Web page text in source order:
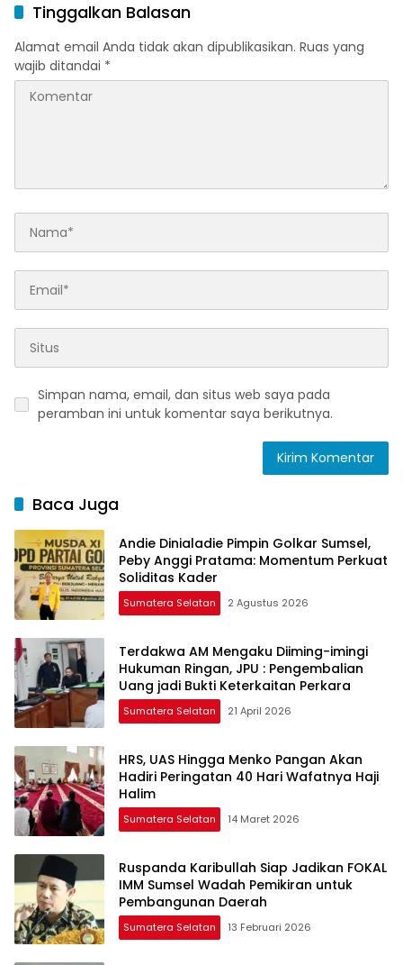
Tinggalkan Balasan
Alamat email Anda tidak akan dipublikasikan. Ruas yang
wajib ditandai *
Simpan nama, email, dan situs web saya pada
peramban ini untuk komentar saya berikutnya.
Baca Juga
Andie Dinialadie Pimpin Golkar Sumsel,
Peby Anggi Pratama: Momentum Perkuat
Soliditas Kader
Sumatera Selatan 2 Agustus 2026
Terdakwa AM Mengaku Diiming-imingi
Hukuman Ringan, JPU : Pengembalian
Uang jadi Bukti Keterkaitan Perkara
Sumatera Selatan 21 April 2026
HRS, UAS Hingga Menko Pangan Akan
Hadiri Peringatan 40 Hari Wafatnya Haji
Halim
Sumatera Selatan 14 Maret 2026
Ruspanda Karibullah Siap Jadikan FOKAL
IMM Sumsel Wadah Pemikiran untuk
Pembangunan Daerah
Sumatera Selatan 13 Februari 2026